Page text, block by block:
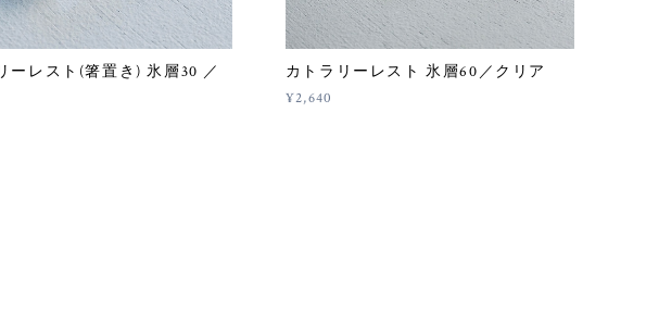
ーレスト(箸置き) 氷層30 ／
カトラリーレスト 氷層60／クリア
¥2,640